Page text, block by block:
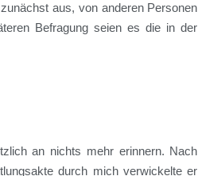
aus, von anderen Personen
Befragung seien es die in der
an nichts mehr erinnern. Nach
durch mich verwickelte er